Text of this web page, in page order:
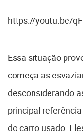
https://youtu.be/
Essa situação
começa as
desconsiderando
principal
do carro usado.